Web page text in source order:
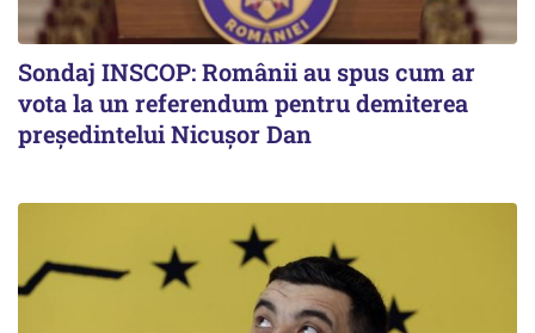
Sondaj INSCOP: Românii au spus cum ar
vota la un referendum pentru demiterea
președintelui Nicușor Dan